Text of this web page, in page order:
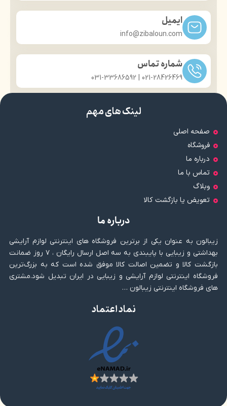
ایمیل
info@zibaloun.com
شماره تماس
021-28426469 | 031-33686592
لینک های مهم
صفحه اصلی
فروشگاه
درباره ما
تماس با ما
وبلاگ
تعویض یا بازگشت کالا
درباره ما
زیبالون به عنوان یکی از برترین فروشگاه های اینترنتی لوازم آرایشی
بهداشتی و زیبایی با پایبندی به سه اصل ارسال رایگان ، ۷ روز ضمانت
بازگشت کالا و تضمین اصالت کالا موفق شده است که به بزرگ‌ترین
فروشگاه اینترنتی لوازم آرایشی و زیبایی در ایران تبدیل شود.مشتری
های فروشگاه اینترنتی زیبالون …
نماد اعتماد